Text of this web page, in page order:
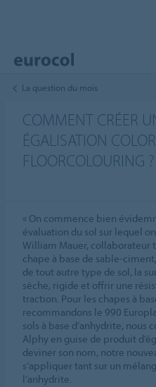
La question du mois
COMMENT CRÉER
ÉGALISATION
FLOORCOLOURING ?
« On commence bien
évaluation du sol sur lequel
William Mauer, collaborateur
chape à base de sable-
de tout autre type de sol, la
sèche, rigide et offrir une
traction. Pour les chapes à
recommandons le 990
sols à base d’anhydrite, nous
Alphy en guise de produit
deviner son nom, notre
s’appliquer tant sur un
l’anhydrite.